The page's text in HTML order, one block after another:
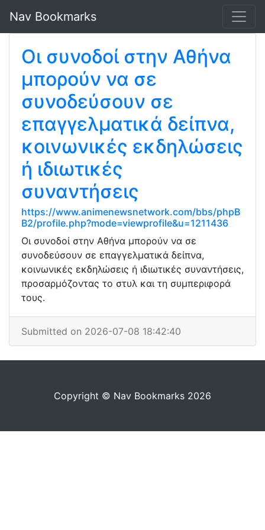
Nav Bookmarks
Οι συνοδοί στην Αθήνα
μπορούν να σε
συνοδεύσουν σε
επαγγελματικά δείπνα,
κοινωνικές εκδηλώσεις
ή ιδιωτικές
συναντήσεις
https://www.animenewsnetwork.com/bbs/phpB
B2/profile.php?mode=viewprofile&u=1211436
Οι συνοδοί στην Αθήνα μπορούν να σε
συνοδεύσουν σε επαγγελματικά δείπνα,
κοινωνικές εκδηλώσεις ή ιδιωτικές συναντήσεις,
προσαρμόζοντας το στυλ και τη συμπεριφορά
τους.
Submitted on 2026-07-08 18:42:40
Copyright © Nav Bookmarks 2026